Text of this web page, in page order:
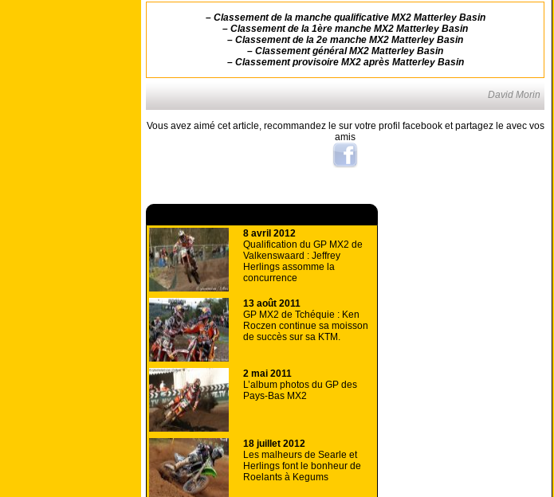
– Classement de la manche qualificative MX2 Matterley Basin
– Classement de la 1ère manche MX2 Matterley Basin
– Classement de la 2e manche MX2 Matterley Basin
– Classement général MX2 Matterley Basin
– Classement provisoire MX2 après Matterley Basin
David Morin
Vous avez aimé cet article, recommandez le sur votre profil facebook et partagez le avec vos
amis
8 avril 2012
Qualification du GP MX2 de
Valkenswaard : Jeffrey
Herlings assomme la
concurrence
13 août 2011
GP MX2 de Tchéquie : Ken
Roczen continue sa moisson
de succès sur sa KTM.
2 mai 2011
L’album photos du GP des
Pays-Bas MX2
18 juillet 2012
Les malheurs de Searle et
Herlings font le bonheur de
Roelants à Kegums